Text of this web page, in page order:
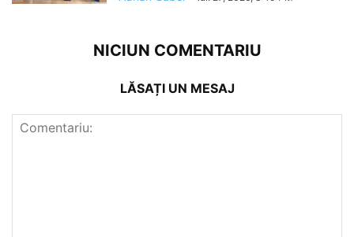
NICIUN COMENTARIU
LĂSAȚI UN MESAJ